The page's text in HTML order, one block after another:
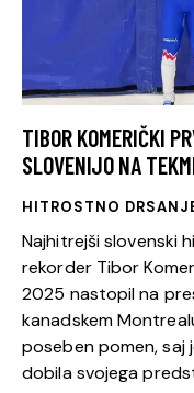
TIBOR KOMERIČKI
SLOVENIJO NA
HITROSTNO
Najhitrejši slovenski
rekorder Tibor
2025 nastopil na
kanadskem
poseben pomen, saj
dobila svojega